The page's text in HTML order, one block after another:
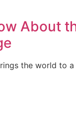
About
the world to